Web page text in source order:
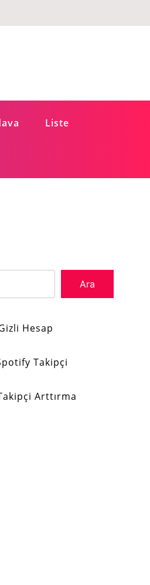
Liste
Ara
Hesap
Takipçi
Arttırma